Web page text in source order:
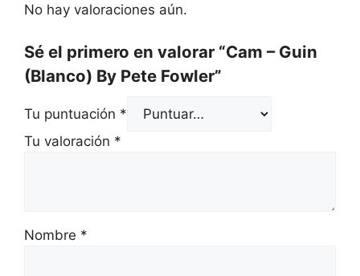
No hay valoraciones aún.
Sé el primero en valorar “Cam – Guin
(Blanco) By Pete Fowler”
Tu puntuación *
Tu valoración *
Nombre *